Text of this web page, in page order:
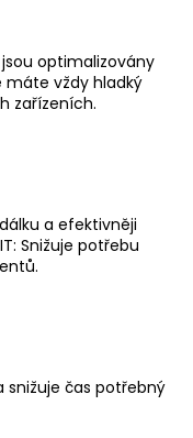
optimalizovány
máte vždy hladký
zařízeních.
a efektivněji
Snižuje potřebu
snižuje čas potřebný